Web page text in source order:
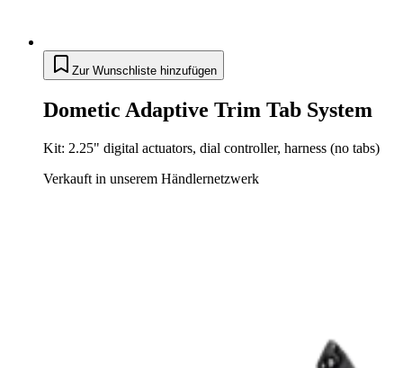
Zur Wunschliste hinzufügen
Dometic Adaptive Trim Tab System
Kit: 2.25" digital actuators, dial controller, harness (no tabs)
Verkauft in unserem Händlernetzwerk